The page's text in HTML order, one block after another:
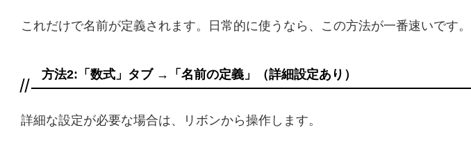
これだけで名前が定義されます。日常的に使うなら、この方法が一番速いです。
方法2:「数式」タブ →「名前の定義」（詳細設定あり）
詳細な設定が必要な場合は、リボンから操作します。